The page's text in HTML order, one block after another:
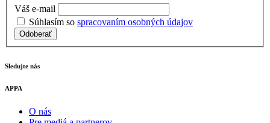
Váš e-mail
Súhlasím so spracovaním osobných údajov
Odoberať
Sledujte nás
APPA
O nás